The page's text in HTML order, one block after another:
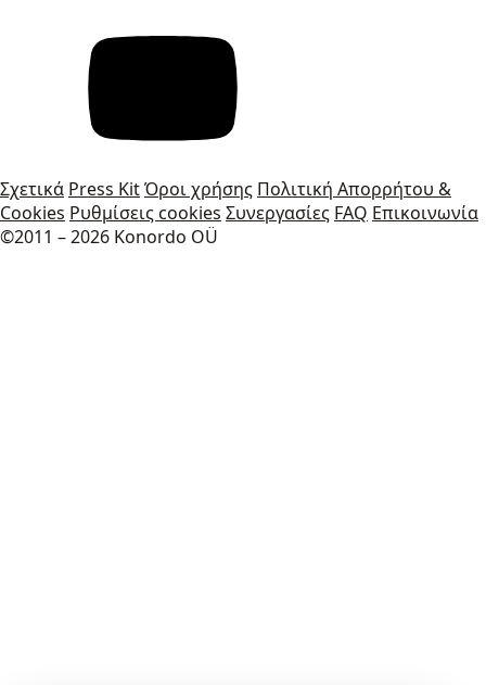
Σχετικά Press KitΌροι χρήσης Πολιτική Απορρήτου &
Cookies Ρυθμίσεις cookies Συνεργασίες FAQ Επικοινωνία
©2011 – 2026 Konordo OÜ